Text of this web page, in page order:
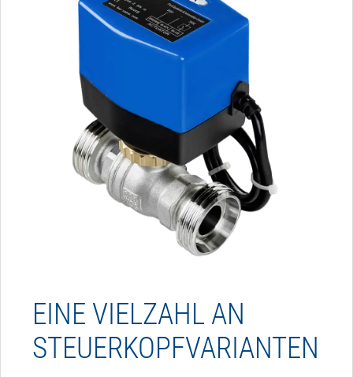
EINE VIELZAHL AN
STEUERKOPFVARIANTEN